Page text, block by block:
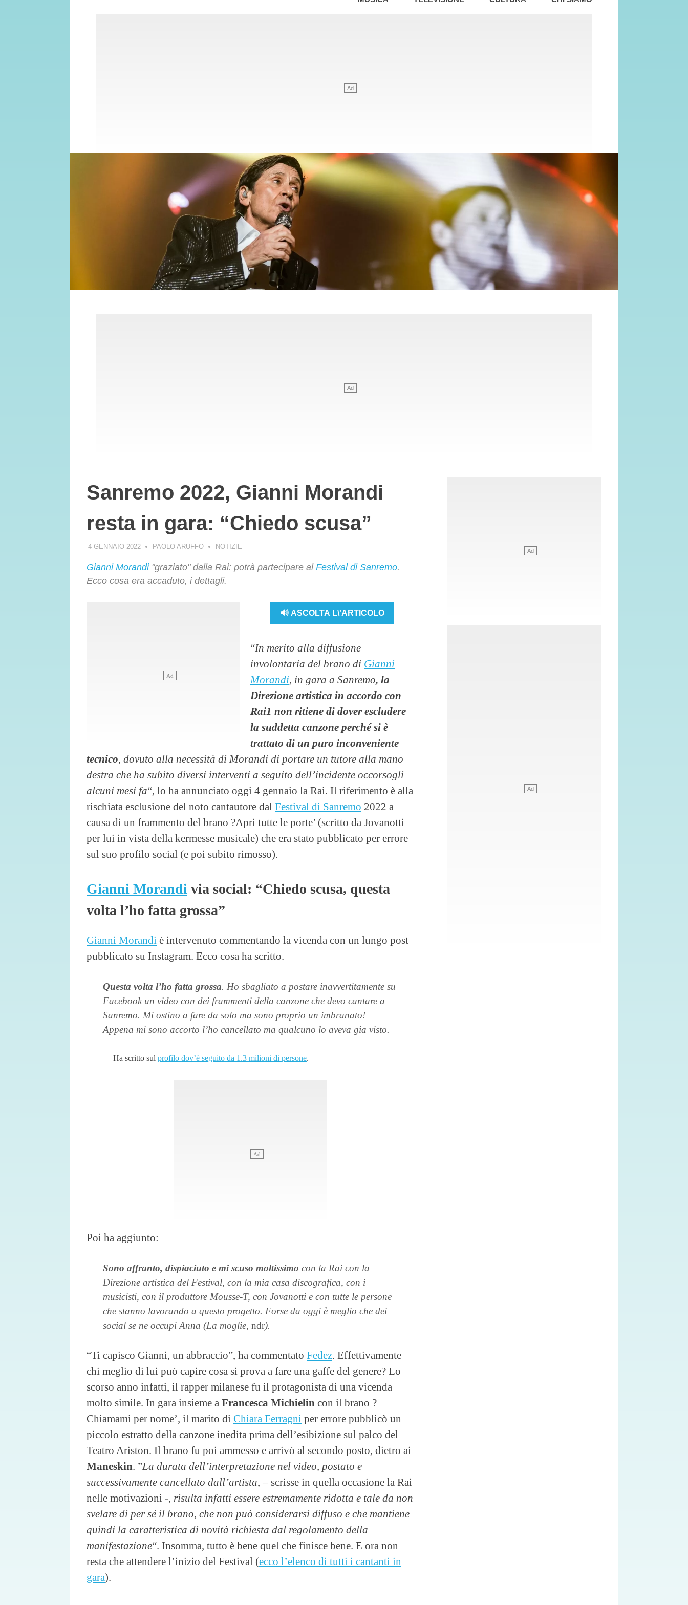
Sanremo 2022, Gianni Morandi
resta in gara: “Chiedo scusa”
4 GENNAIO 2022 PAOLO ARUFFO NOTIZIE
Gianni Morandi"graziato" dalla Rai: potrà partecipare al Festival di Sanremo.
Ecco cosa era accaduto, i dettagli.
🔊 ASCOLTA L\'ARTICOLO
“In merito alla diffusione
involontaria del brano di Gianni
Morandi, in gara a Sanremo, la
Direzione artistica in accordo con
Rai1 non ritiene di dover escludere
la suddetta canzone perché si è
trattato di un puro inconveniente
tecnico, dovuto alla necessità di Morandi di portare un tutore alla mano
destra che ha subito diversi interventi a seguito dell’incidente occorsogli
alcuni mesi fa“, lo ha annunciato oggi 4 gennaio la Rai. Il riferimento è alla
rischiata esclusione del noto cantautore dal Festival di Sanremo 2022 a
causa di un frammento del brano ?Apri tutte le porte’ (scritto da Jovanotti
per lui in vista della kermesse musicale) che era stato pubblicato per errore
sul suo profilo social (e poi subito rimosso).
Gianni Morandi via social: “Chiedo scusa, questa
volta l’ho fatta grossa”
Gianni Morandi è intervenuto commentando la vicenda con un lungo post
pubblicato su Instagram. Ecco cosa ha scritto.
Questa volta l’ho fatta grossa. Ho sbagliato a postare inavvertitamente su
Facebook un video con dei frammenti della canzone che devo cantare a
Sanremo. Mi ostino a fare da solo ma sono proprio un imbranato!
Appena mi sono accorto l’ho cancellato ma qualcuno lo aveva gia visto.
Ha scritto sul profilo dov’è seguito da 1.3 milioni di persone.
Poi ha aggiunto:
Sono affranto, dispiaciuto e mi scuso moltissimo con la Rai con la
Direzione artistica del Festival, con la mia casa discografica, con i
musicisti, con il produttore Mousse-T, con Jovanotti e con tutte le persone
che stanno lavorando a questo progetto. Forse da oggi è meglio che dei
social se ne occupi Anna (La moglie, ndr).
“Ti capisco Gianni, un abbraccio”, ha commentato Fedez. Effettivamente
chi meglio di lui può capire cosa si prova a fare una gaffe del genere? Lo
scorso anno infatti, il rapper milanese fu il protagonista di una vicenda
molto simile. In gara insieme a Francesca Michielin con il brano ?
Chiamami per nome’, il marito di Chiara Ferragni per errore pubblicò un
piccolo estratto della canzone inedita prima dell’esibizione sul palco del
Teatro Ariston. Il brano fu poi ammesso e arrivò al secondo posto, dietro ai
Maneskin. ”La durata dell’interpretazione nel video, postato e
successivamente cancellato dall’artista, – scrisse in quella occasione la Rai
nelle motivazioni -, risulta infatti essere estremamente ridotta e tale da non
svelare di per sé il brano, che non può considerarsi diffuso e che mantiene
quindi la caratteristica di novità richiesta dal regolamento della
manifestazione“. Insomma, tutto è bene quel che finisce bene. E ora non
resta che attendere l’inizio del Festival (ecco l’elenco di tutti i cantanti in
gara).